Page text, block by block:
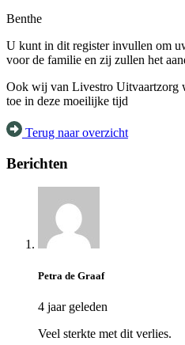
Benthe
U kunt in dit register invullen om
voor de familie en zij zullen het
Ook wij van Livestro Uitvaartzorg
toe in deze moeilijke tijd
Terug naar overzicht
Berichten
Petra de Graaf
4 jaar geleden
Veel sterkte met dit verlies.